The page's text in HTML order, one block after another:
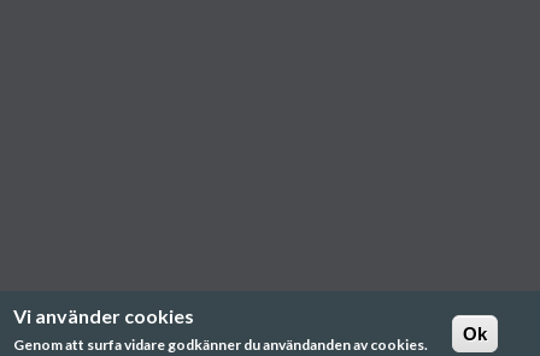
Vi använder cookies
Genom att surfa vidare godkänner du användanden av cookies.
Ok